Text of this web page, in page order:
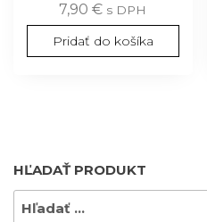
7,90€ s DPH
Pridať do košíka
HĽADAŤ PRODUKT
HĽADAŤ: